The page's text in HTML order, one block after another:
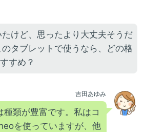
けど、思ったより大丈夫そうだ
タブレットで使うなら、どの格
すめ？
吉田あゆみ
種類が豊富です。私はコ
を使っていますが、他